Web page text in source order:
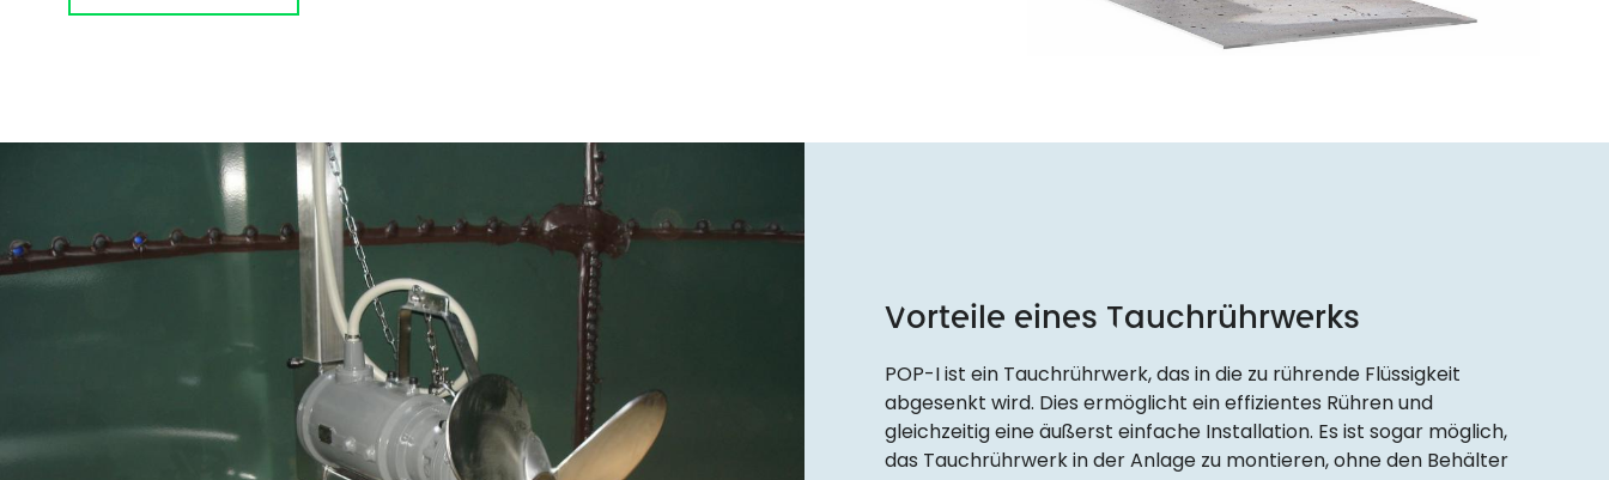
Vorteile eines Tauchrührwerks
POP-I ist ein Tauchrührwerk, das in die zu rührende Flüssigkeit
abgesenkt wird. Dies ermöglicht ein effizientes Rühren und
gleichzeitig eine äußerst einfache Installation. Es ist sogar möglich,
das Tauchrührwerk in der Anlage zu montieren, ohne den Behälter